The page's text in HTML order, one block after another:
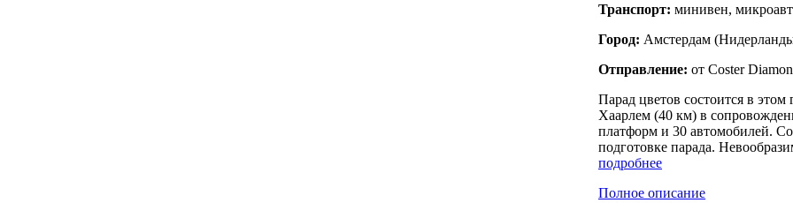
Транспорт: минивен,
Город: Амстердам (
Отправление: от Coster
Парад цветов состоится в
Хаарлем (40 км) в
платформ и 30 автомобилей.
подготовке парада.
подробнее
Полное описание